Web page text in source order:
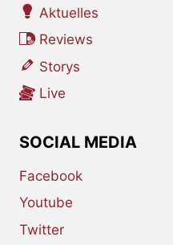
Aktuelles
Reviews
Storys
Live
SOCIAL MEDIA
Facebook
Youtube
Twitter